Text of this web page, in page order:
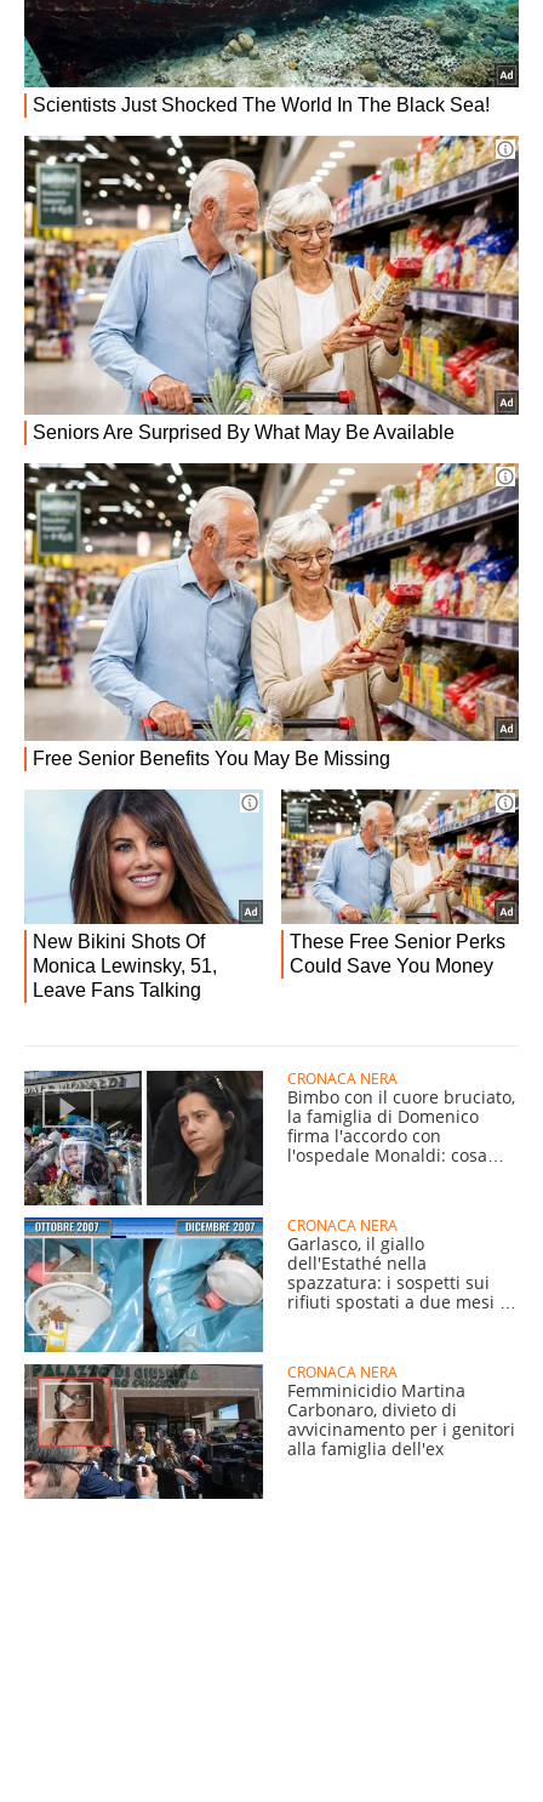
CRONACA NERA
Bimbo con il cuore bruciato,
la famiglia di Domenico
firma l'accordo con
l'ospedale Monaldi: cosa
CRONACA NERA
Garlasco, il giallo
dell'Estathé nella
spazzatura: i sospetti sui
rifiuti spostati a due mesi di
CRONACA NERA
Femminicidio Martina
Carbonaro, divieto di
avvicinamento per i genitori
alla famiglia dell'ex